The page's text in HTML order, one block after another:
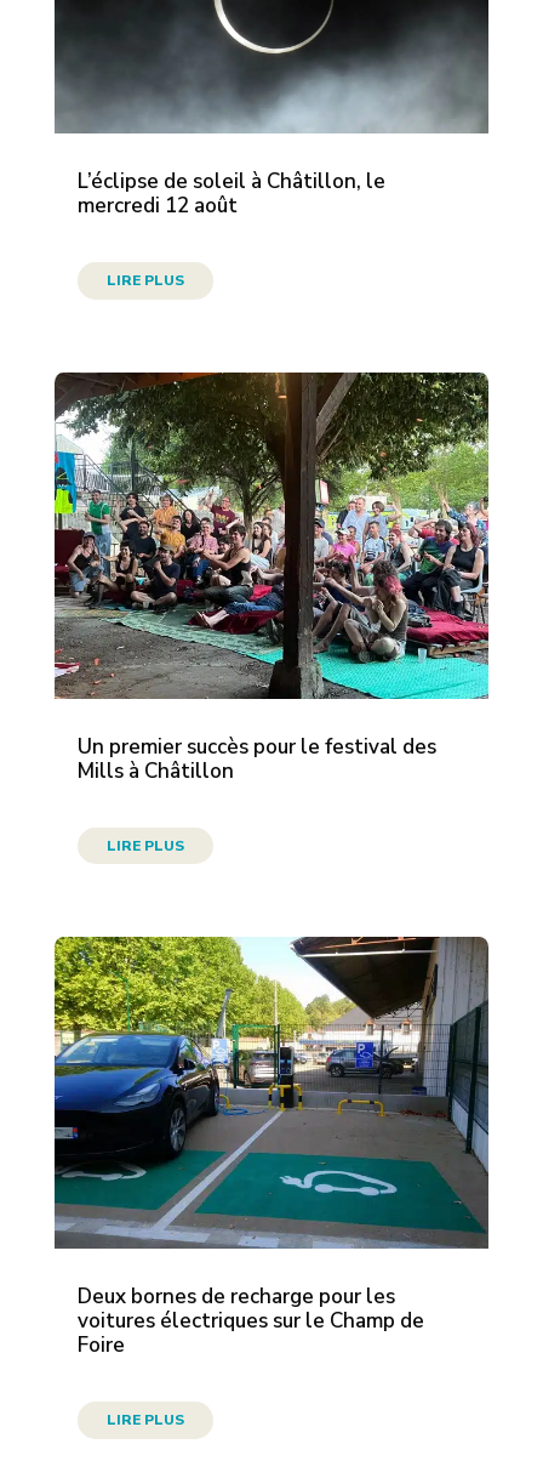
L’éclipse de soleil à Châtillon, le
mercredi 12 août
LIRE PLUS
Un premier succès pour le festival des
Mills à Châtillon
LIRE PLUS
Deux bornes de recharge pour les
voitures électriques sur le Champ de
Foire
LIRE PLUS